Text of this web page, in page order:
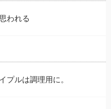
われる
プルは調理用に。